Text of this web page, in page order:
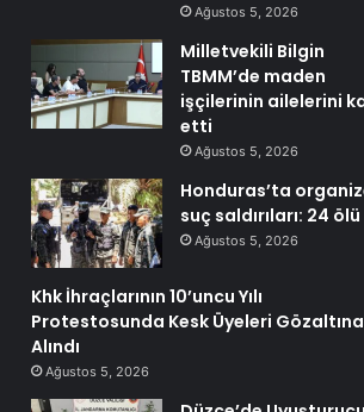
Ağustos 5, 2026
Milletvekili Bilgin
TBMM’de maden
işçilerinin ailelerini
etti
Ağustos 5, 2026
Honduras’ta
suç saldırıları: 24 ölü
Ağustos 5, 2026
Khk İhraçlarının 10’uncu Yılı
Protestosunda Kesk Üyeleri Gözaltına
Alındı
Ağustos 5, 2026